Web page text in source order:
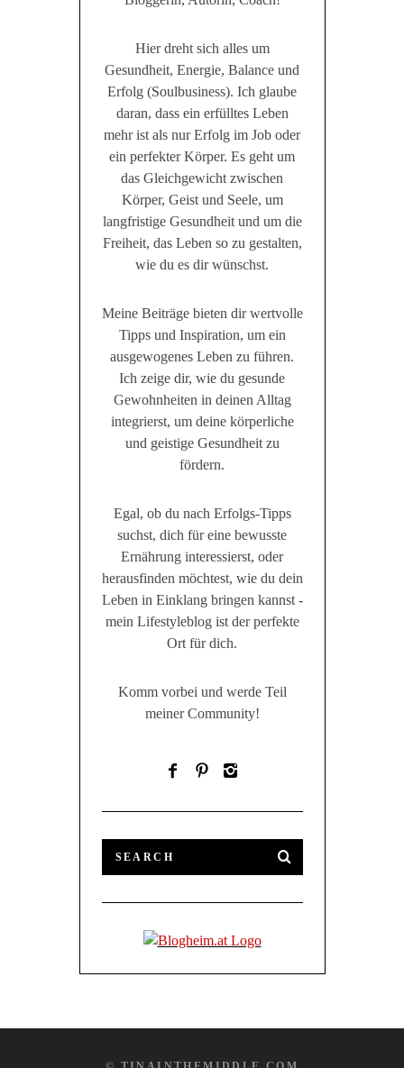
Hier dreht sich alles um
Gesundheit, Energie, Balance und
Erfolg (Soulbusiness). Ich glaube
daran, dass ein erfülltes Leben
mehr ist als nur Erfolg im Job oder
ein perfekter Körper. Es geht um
das Gleichgewicht zwischen
Körper, Geist und Seele, um
langfristige Gesundheit und um die
Freiheit, das Leben so zu gestalten,
wie du es dir wünschst.
Meine Beiträge bieten dir wertvolle
Tipps und Inspiration, um ein
ausgewogenes Leben zu führen.
Ich zeige dir, wie du gesunde
Gewohnheiten in deinen Alltag
integrierst, um deine körperliche
und geistige Gesundheit zu
fördern.
Egal, ob du nach Erfolgs-Tipps
suchst, dich für eine bewusste
Ernährung interessierst, oder
herausfinden möchtest, wie du dein
Leben in Einklang bringen kannst -
mein Lifestyleblog ist der perfekte
Ort für dich.
Komm vorbei und werde Teil
meiner Community!